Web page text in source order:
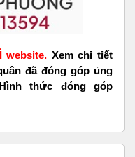
website. Xem chi tiết
đã đóng góp ủng
thức đóng góp